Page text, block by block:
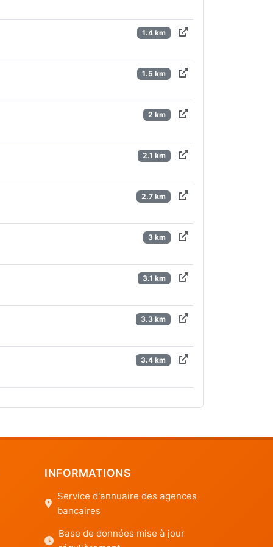
1.4 km
1.5 km
2 km
2.1 km
2.7 km
3 km
3.1 km
3.3 km
3.4 km
INFORMATIONS
Service d'annuaire des agences
bancaires
Base de données mise à jour